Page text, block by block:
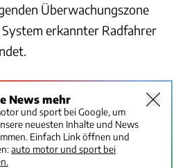
Überwachungszone
erkannter Radfahrer
News mehr
und sport bei Google, um
neuesten Inhalte und News
Einfach Link öffnen und
auto motor und sport bei